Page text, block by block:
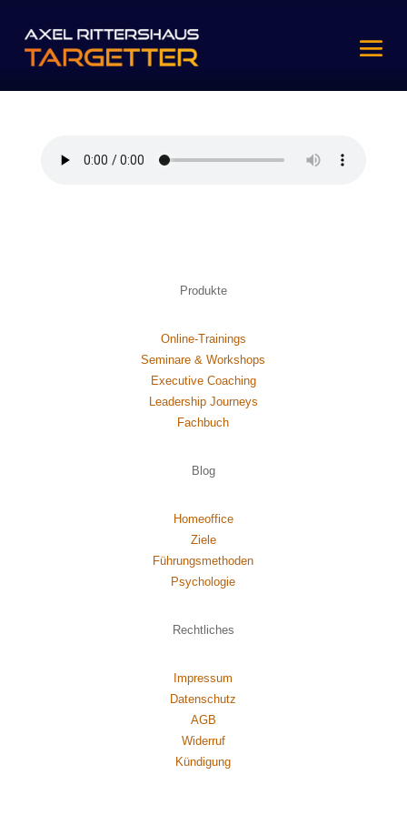
Produkte
Online-Trainings
Seminare & Workshops
Executive Coaching
Leadership Journeys
Fachbuch
Blog
Homeoffice
Ziele
Führungsmethoden
Psychologie
Rechtliches
Impressum
Datenschutz
AGB
Widerruf
Kündigung